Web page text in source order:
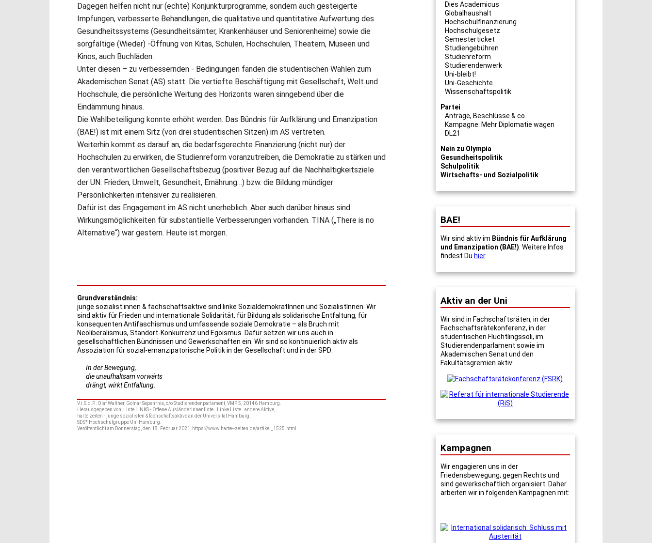
Dagegen helfen nicht nur (echte) Konjunkturprogramme, sondern auch gesteigerte
Impfungen, verbesserte Behandlungen, die qualitative und quantitative Aufwertung des
Gesundheitssystems (Gesundheitsämter, Krankenhäuser und Seniorenheime) sowie die
sorgfältige (Wieder) -Öffnung von Kitas, Schulen, Hochschulen, Theatern, Museen und
Kinos, auch Buchläden.
Unter diesen – zu verbessernden - Bedingungen fanden die studentischen Wahlen zum
Akademischen Senat (AS) statt. Die vertiefte Beschäftigung mit Gesellschaft, Welt und
Hochschule, die persönliche Weitung des Horizonts waren sinngebend über die
Eindämmung hinaus.
Die Wahlbeteiligung konnte erhöht werden. Das Bündnis für Aufklärung und Emanzipation
(BAE!) ist mit einem Sitz (von drei studentischen Sitzen) im AS vertreten.
Weiterhin kommt es darauf an, die bedarfsgerechte Finanzierung (nicht nur) der
Hochschulen zu erwirken, die Studienreform voranzutreiben, die Demokratie zu stärken und
den verantwortlichen Gesellschaftsbezug (positiver Bezug auf die Nachhaltigkeitsziele
der UN: Frieden, Umwelt, Gesundheit, Ernährung…) bzw. die Bildung mündiger
Persönlichkeiten intensiver zu realisieren.
Dafür ist das Engagement im AS nicht unerheblich. Aber auch darüber hinaus sind
Wirkungsmöglichkeiten für substantielle Verbesserungen vorhanden. TINA („There is no
Alternative“) war gestern. Heute ist morgen.
Grundverständnis:
junge sozialist:innen & fachschaftsaktive sind linke SozialdemokratInnen und SozialistInnen. Wir
sind aktiv für Frieden und internationale Solidarität, für Bildung als solidarische Entfaltung, für
konsequenten Antifaschismus und umfassende soziale Demokratie – als Bruch mit
Neoliberalismus, Standort-Konkurrenz und Egoismus. Dafür setzen wir uns auch in
gesellschaftlichen Bündnissen und Gewerkschaften ein. Wir sind so kontinuierlich aktiv als
Assoziation für sozial-emanzipatorische Politik in der Gesellschaft und in der SPD:
In der Bewegung,
die unaufhaltsam vorwärts
drängt, wirkt Entfaltung.
V.i.S.d.P.: Olaf Walther, Golnar Sepehrnia, c/o Studierendenparlament, VMP 5, 20146 Hamburg.
Herausgegeben von: Liste LINKS - Offene AusländerInnenliste . Linke Liste . andere Aktive,
harte zeiten - junge sozialisten & fachschaftsaktive an der Universität Hamburg,
SDS* Hochschulgruppe Uni Hamburg.
Veröffentlicht am Donnerstag, den 18. Februar 2021, https://www.harte--zeiten.de/artikel_1525.html
Dies Academicus
Globalhaushalt
Hochschulfinanzierung
Hochschulgesetz
Semesterticket
Studiengebühren
Studienreform
Studierendenwerk
Uni-bleibt!
Uni-Geschichte
Wissenschaftspolitik
Partei
Anträge, Beschlüsse & co.
Kampagne: Mehr Diplomatie wagen
DL21
Nein zu Olympia
Gesundheitspolitik
Schulpolitik
Wirtschafts- und Sozialpolitik
BAE!
Wir sind aktiv im Bündnis für Aufklärung
und Emanzipation (BAE!) . Weitere Infos
findest Du hier.
Aktiv an der Uni
Wir sind in Fachschaftsräten, in der
Fachschaftsrätekonferenz, in der
studentischen Flüchtlingssoli, im
Studierendenparlament sowie im
Akademischen Senat und den
Fakultätsgremien aktiv:
Kampagnen
Wir engagieren uns in der
Friedensbewegung, gegen Rechts und
sind gewerkschaftlich organisiert. Daher
arbeiten wir in folgenden Kampagnen mit: